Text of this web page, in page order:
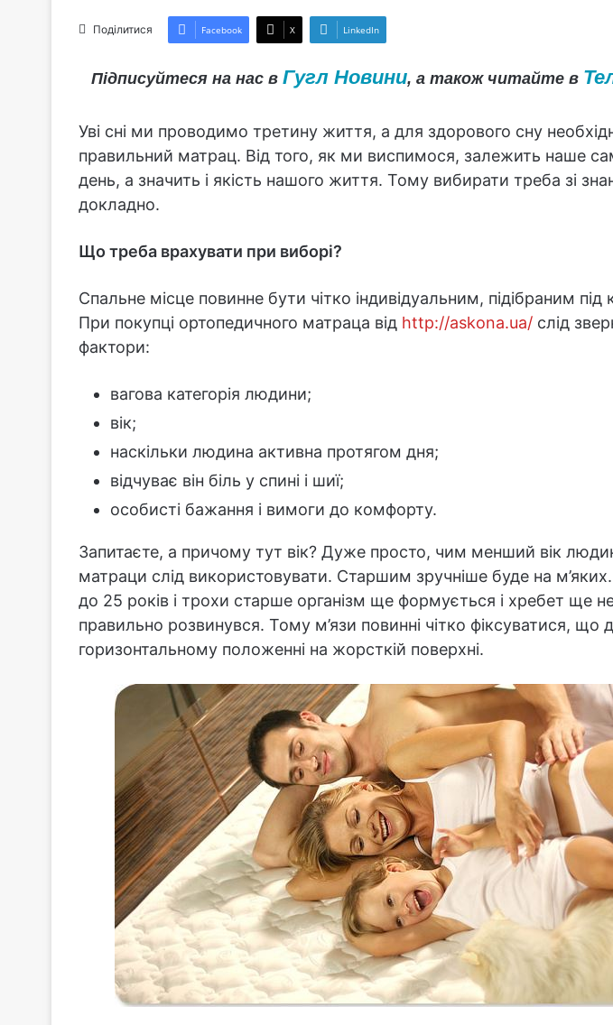
Поділитися Facebook X LinkedIn
Підписуйтеся на нас в Гугл Новини, а також читайте в
Уві сні ми проводимо третину життя, а для здорового сну
правильний матрац. Від того, як ми виспимося, залежить наше
день, а значить і якість нашого життя. Тому вибирати треба зі
докладно.
Що треба врахувати при виборі?
Спальне місце повинне бути чітко індивідуальним, підібраним
При покупці ортопедичного матраца від http://askona.ua/ слід
фактори:
вагова категорія людини;
вік;
наскільки людина активна протягом дня;
відчуває він біль у спині і шиї;
особисті бажання і вимоги до комфорту.
Запитаєте, а причому тут вік? Дуже просто, чим менший вік
матраци слід використовувати. Старшим зручніше буде на
до 25 років і трохи старше організм ще формується і хребет ще
правильно розвинувся. Тому м’язи повинні чітко фіксуватися, що
горизонтальному положенні на жорсткій поверхні.